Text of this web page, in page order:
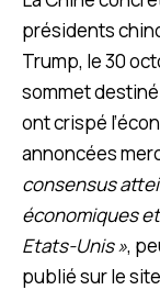
présidents
Trump, le 30
sommet
ont crispé
annoncées
consensus
économiques
Etats-Unis »,
publié sur le